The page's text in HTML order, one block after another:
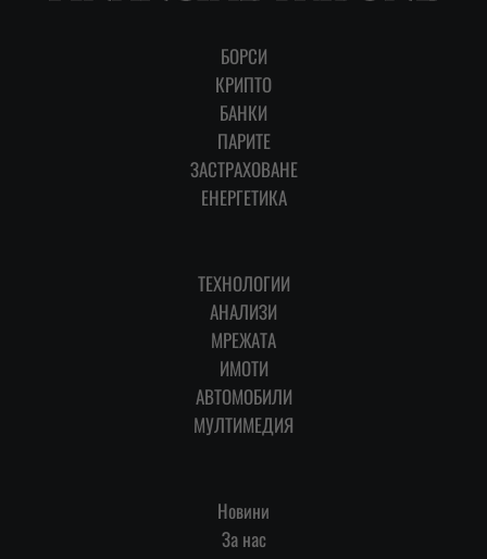
БОРСИ
КРИПТО
БАНКИ
ПАРИТЕ
ЗАСТРАХОВАНЕ
ЕНЕРГЕТИКА
ТЕХНОЛОГИИ
АНАЛИЗИ
МРЕЖАТА
ИМОТИ
АВТОМОБИЛИ
МУЛТИМЕДИЯ
Новини
За нас